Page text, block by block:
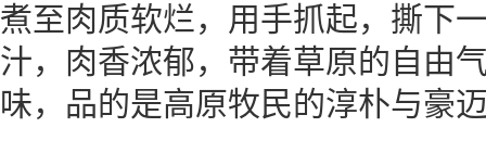
煮至肉质软烂，用手抓起，撕下
汁，肉香浓郁，带着草原的自由
味，品的是高原牧民的淳朴与豪